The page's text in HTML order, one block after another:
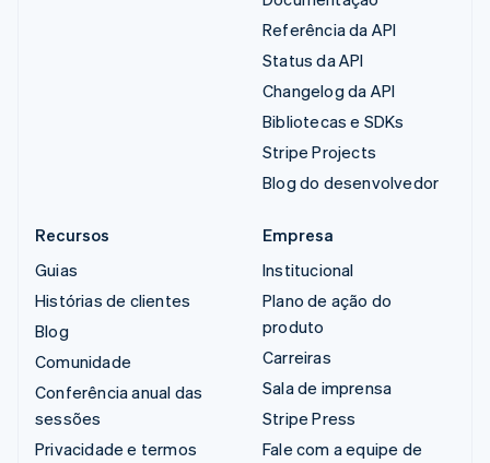
Referência da API
Status da API
Changelog da API
Bibliotecas e SDKs
Stripe Projects
Blog do desenvolvedor
Recursos
Guias
Histórias de clientes
Blog
Comunidade
Conferência anual das
sessões
Privacidade e termos
Empresa
Institucional
Plano de ação do
produto
Carreiras
Sala de imprensa
Stripe Press
Fale com a equipe de